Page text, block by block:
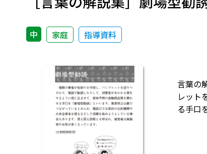
中 家庭 指導資料
言葉の
レット
る手口